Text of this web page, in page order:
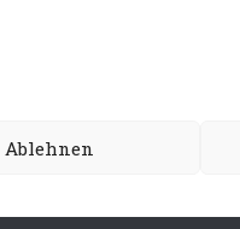
Ablehnen